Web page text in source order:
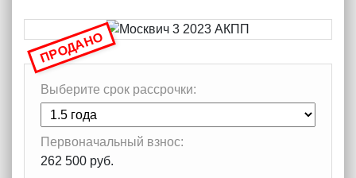
Выберите срок рассрочки:
Первоначальный взнос:
262 500 руб.
ПРОДАНО